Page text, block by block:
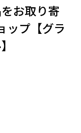
お取り寄
ップ【グラ